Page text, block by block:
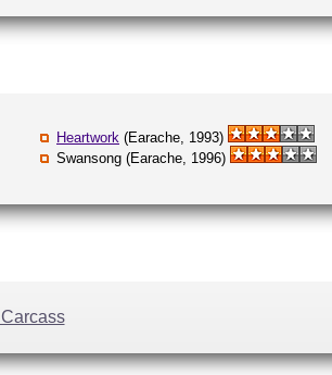
Heartwork (Earache, 1993)
Swansong (Earache, 1996)
I Carcass